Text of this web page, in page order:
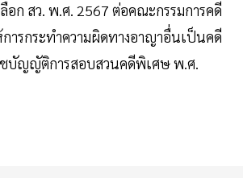
อก สว. พ.ศ. 2567 ต่อคณะกรรมการคดี
ารกระทำความผิดทางอาญาอื่นเป็นคดี
บัญญัติการสอบสวนคดีพิเศษ พ.ศ.